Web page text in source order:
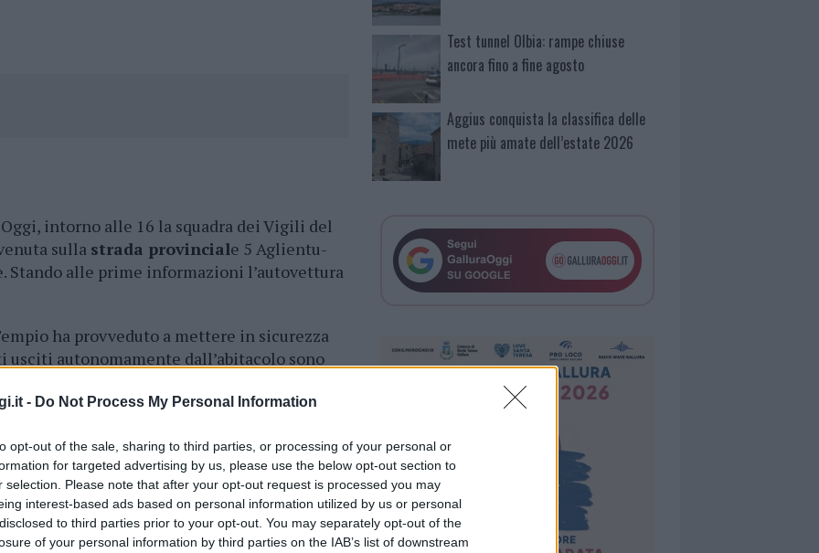
- Do Not Process My Personal Information
opt-out of the sale, sharing to third parties, or processing of your personal or
for targeted advertising by us, please use the below opt-out section to
selection. Please note that after your opt-out request is processed you may
interest-based ads based on personal information utilized by us or personal
to third parties prior to your opt-out. You may separately opt-out of the
of your personal information by third parties on the IAB’s list of downstream
intorno alle 16 la squadra dei Vigili del
sulla strada provinciale 5 Aglientu-
Stando alle prime informazioni l’autovettura
ha provveduto a mettere in sicurezza
usciti autonomamente dall’abitacolo sono
arrivate sul posto.
cliccandoqui
Test tunnel Olbia: rampe chiuse
ancora fino a fine agosto
Aggius conquista la classifica delle
mete più amate dell’estate 2026